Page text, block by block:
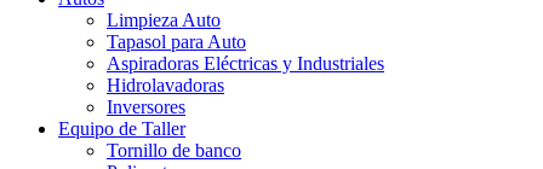
Limpieza Auto
Tapasol para Auto
Aspiradoras Eléctricas y Industriales
Hidrolavadoras
Inversores
Equipo de Taller
Tornillo de banco